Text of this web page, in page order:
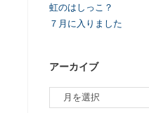
虹のはしっこ？
７月に入りました
アーカイブ